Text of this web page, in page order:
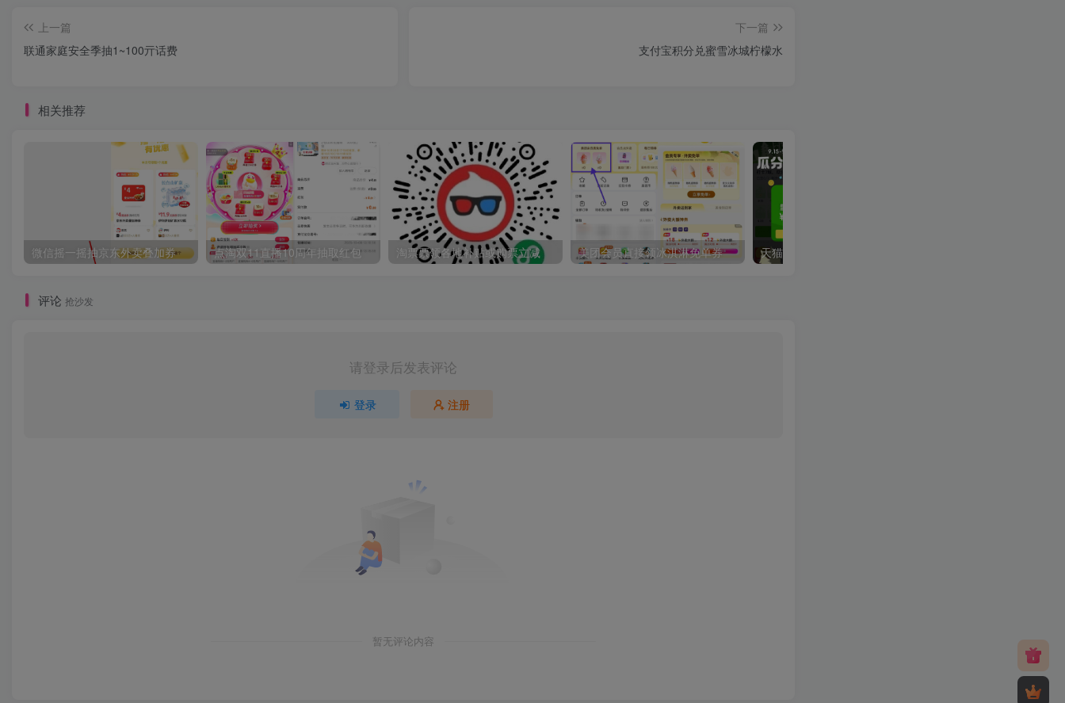
上一篇
联通家庭安全季抽1~100亓话费
下一篇
支付宝积分兑蜜雪冰城柠檬水
相关推荐
微信摇一摇抽京东外卖叠加券 点淘双11直播10周年抽取红包 淘票票领各地补贴或购票立减 美团会员直接领冰淇淋免单券 天猫超市累计签到瓜分猫超卡
评论 抢沙发
请登录后发表评论
登录 注册
暂无评论内容